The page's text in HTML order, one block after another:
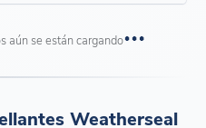
aún se están cargando
Weatherseal